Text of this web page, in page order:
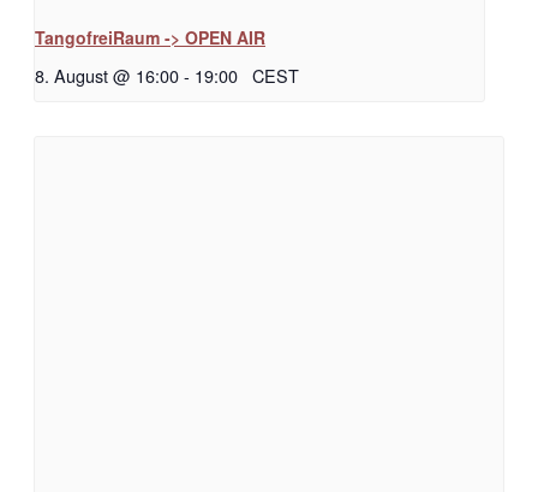
TangofreiRaum -> OPEN AIR
8. August @ 16:00- 19:00 CEST